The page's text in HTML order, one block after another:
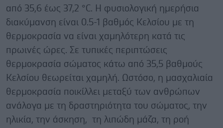
από 35,6 έως 37,2 °C. Η φυσιολογική ημερήσια
διακύμανση είναι 0.5-1 βαθμός Κελσίου με τη
θερμοκρασία να είναι χαμηλότερη κατά τις
πρωινές ώρες. Σε τυπικές περιπτώσεις
θερμοκρασία σώματος κάτω από 35,5 βαθμούς
Κελσίου θεωρείται χαμηλή. Ωστόσο, η μασχαλιαία
θερμοκρασία ποικίλλει μεταξύ των ανθρώπων
ανάλογα με τη δραστηριότητα του σώματος, την
ηλικία, την άσκηση, τη λιπώδη μάζα, τη ροή